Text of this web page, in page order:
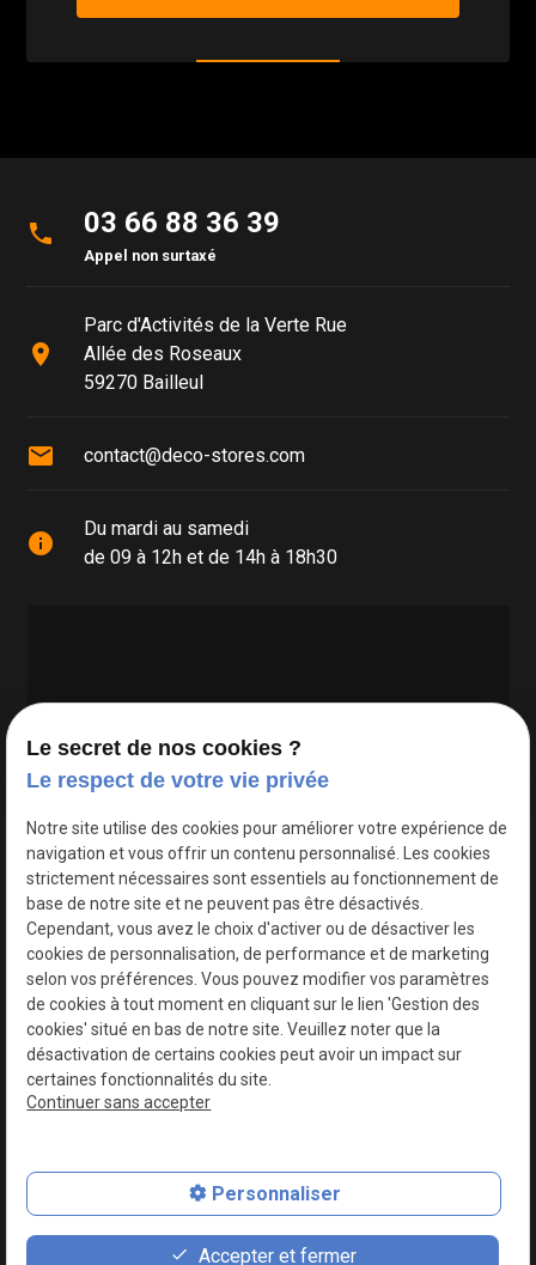
phone 03 66 88 36 39
Appel non surtaxé
place
Parc d'Activités de la Verte Rue
Allée des Roseaux
59270 Bailleul
mail contact@deco-stores.com
info
Du mardi au samedi
de 09 à 12h et de 14h à 18h30
Google Maps Search API est désactivé.
Plan du site
Mentions légales
Le secret de nos cookies ?
Le respect de votre vie privée
Notre site utilise des cookies pour améliorer votre expérience de
navigation et vous offrir un contenu personnalisé. Les cookies
strictement nécessaires sont essentiels au fonctionnement de
base de notre site et ne peuvent pas être désactivés.
Cependant, vous avez le choix d'activer ou de désactiver les
cookies de personnalisation, de performance et de marketing
selon vos préférences. Vous pouvez modifier vos paramètres
de cookies à tout moment en cliquant sur le lien 'Gestion des
cookies' situé en bas de notre site. Veuillez noter que la
désactivation de certains cookies peut avoir un impact sur
certaines fonctionnalités du site.
Continuer sans accepter
Personnaliser
Accepter et fermer